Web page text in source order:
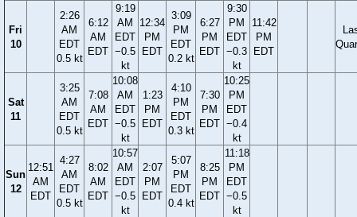
Fri
10
2:26
AM
EDT
0.5 kt
6:12
AM
EDT
9:19
AM
EDT
−0.5
kt
12:34
PM
EDT
3:09
PM
EDT
0.2 kt
6:27
PM
EDT
9:30
PM
EDT
−0.3
kt
11:42
PM
EDT
Sat
11
3:25
AM
EDT
0.5 kt
7:08
AM
EDT
10:08
AM
EDT
−0.5
kt
1:23
PM
EDT
4:10
PM
EDT
0.3 kt
7:30
PM
EDT
10:25
PM
EDT
−0.4
kt
Sun
12
12:51
AM
EDT
4:27
AM
EDT
0.5 kt
8:02
AM
EDT
10:57
AM
EDT
−0.5
kt
2:07
PM
EDT
5:07
PM
EDT
0.4 kt
8:25
PM
EDT
11:18
PM
EDT
−0.5
kt